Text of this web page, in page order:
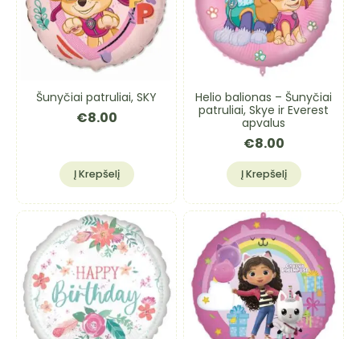
Šunyčiai patruliai, SKY
€8.00
Į Krepšelį
Helio balionas – Šunyčiai
patruliai, Skye ir Everest
apvalus
€8.00
Į Krepšelį